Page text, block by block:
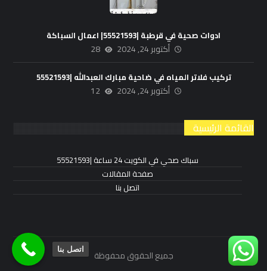
ادوات صحية في قرطبة |55521593| اعمال السباكة
أكتوبر 24, 2024 28
تركيب فلاتر المياه في ضاحية مبارك العبدالله |55521593
أكتوبر 24, 2024 12
القائمة الرئيسية
سباك صحي في الكويت 24 ساعة |55521593
صفحة المقالات
اتصل بنا
جميع الحقوق محفوظة اتصل بنا